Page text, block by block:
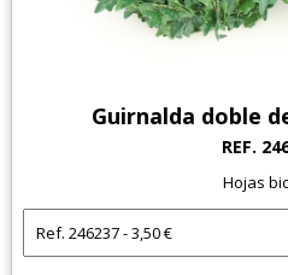
Guirnalda doble
REF.
Hojas